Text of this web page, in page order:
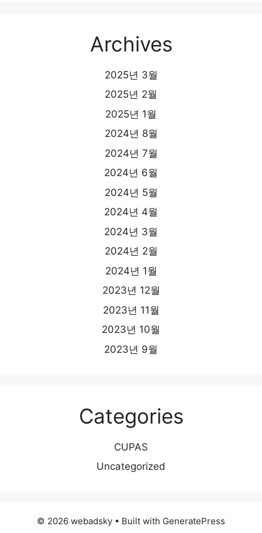
Archives
2025년 3월
2025년 2월
2025년 1월
2024년 8월
2024년 7월
2024년 6월
2024년 5월
2024년 4월
2024년 3월
2024년 2월
2024년 1월
2023년 12월
2023년 11월
2023년 10월
2023년 9월
Categories
CUPAS
Uncategorized
© 2026 webadsky • Built with GeneratePress